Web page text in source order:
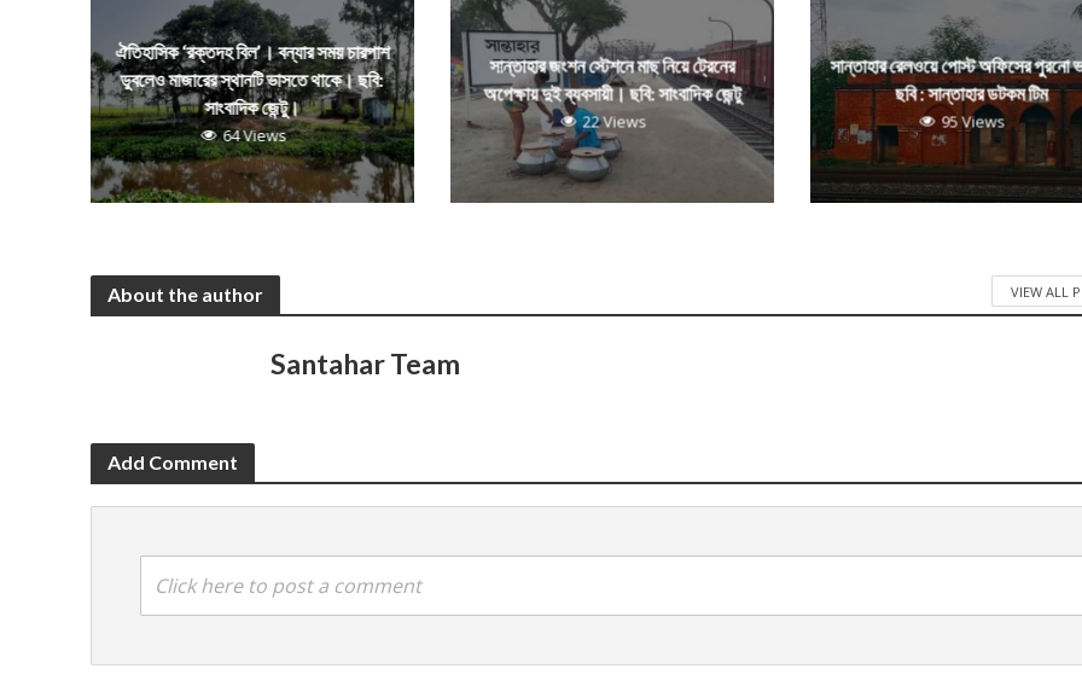
ঐতিহাসিক ‘রক্তদহ বিল’। বন্যার সময় চারপাশ
ডুবলেও মাজারের স্থানটি ভাসতে থাকে। ছবি:
সাংবাদিক জেন্টু।
64 Views
সান্তাহার জংশন স্টেশনে মাছ নিয়ে ট্রেনের
অপেক্ষায় দুই ব্যবসায়ী। ছবি: সাংবাদিক জেন্টু
22 Views
সান্তাহার রেলওয়ে পোস্ট অফিসের
ছবি : সান্তাহার ডটকম টিম
95 Views
About the author VIEW ALL
Santahar Team
Add Comment
Click here to post a comment